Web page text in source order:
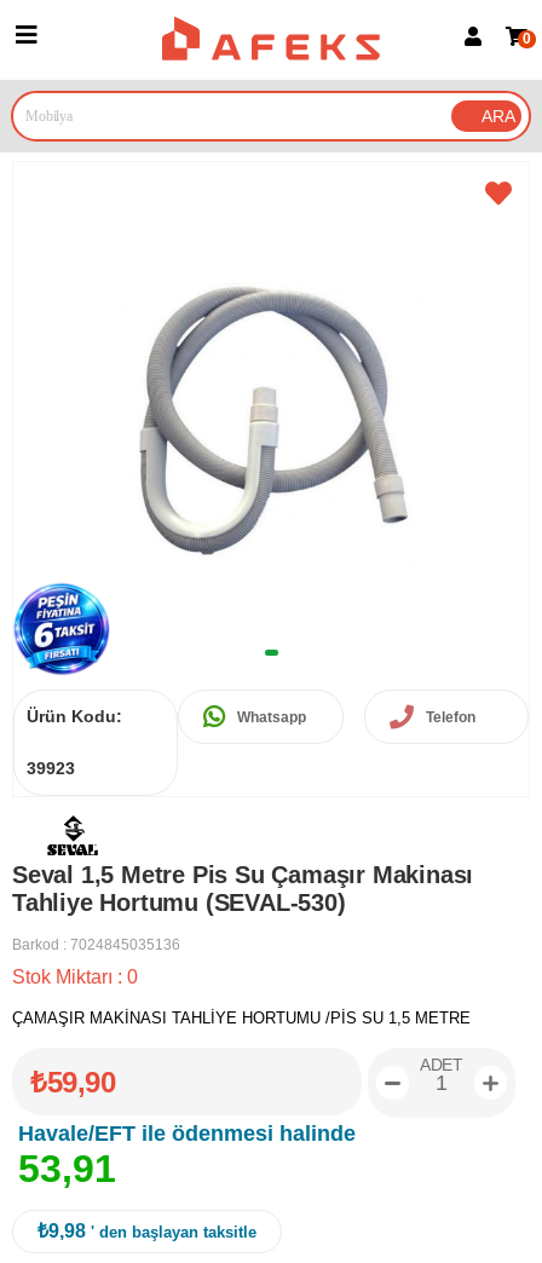
Google İle Bağlan
0
Ürün Kodu:
39923
Whatsapp Telefon
Seval 1,5 Metre Pis Su Çamaşır Makinası
Tahliye Hortumu (SEVAL-530)
Barkod : 7024845035136
Stok Miktarı : 0
ÇAMAŞIR MAKİNASI TAHLİYE HORTUMU /PİS SU 1,5 METRE
₺59,90
Havale/EFT ile ödenmesi halinde
53,91
ADET
₺9,98 ' den başlayan taksitle